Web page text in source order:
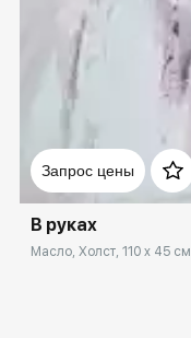
Запрос цены
Домен:
В руках
Масло, Холст, 110 x 45 см